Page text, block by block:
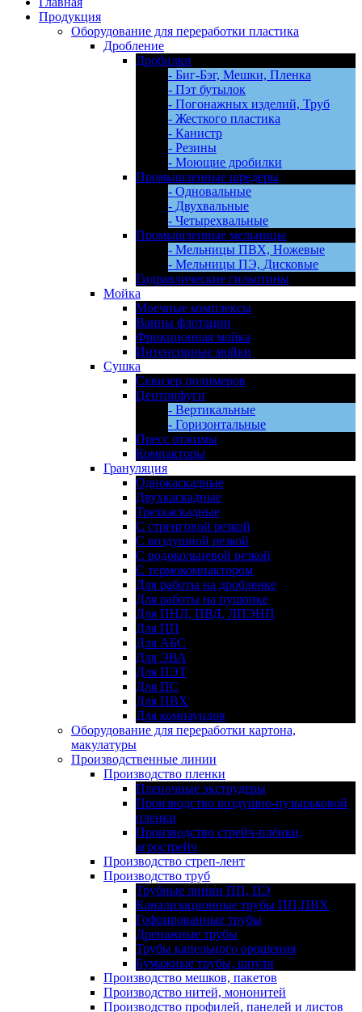
Продукция
Оборудование для переработки пластика
Дробление
Дробилки
- Биг-Бэг, Мешки, Пленка
- Пэт бутылок
- Погонажных изделий, Труб
- Жесткого пластика
- Канистр
- Резины
- Моющие дробилки
Промышленные шредеры
- Одновальные
- Двухвальные
- Четырехвальные
Промышленные мельницы
- Мельницы ПВХ, Ножевые
- Мельницы ПЭ, Дисковые
Гидравлические гильотины
Мойка
Моечные комплексы
Ванны флотации
Фрикционная мойка
Интенсивные мойки
Сушка
Сквизер полимеров
Центрифуги
- Вертикальные
- Горизонтальные
Пресс отжимы
Компакторы
Грануляция
Однокаскадные
Двухкаскадные
Трехкаскадные
С стренговой резкой
С воздушной резкой
С водокольцевой резкой
С термокомпактором
Для работы на дробленке
Для работы на пушонке
Для ПНД, ПВД, ЛПЭНП
Для ПП
Для АБС
Для ЭВА
Для ПЭТ
Для ПС
Для ПВХ
Для компаундов
Оборудование для переработки картона,
макулатуры
Производственные линии
Производство пленки
Пленочные экструдеры
Производство воздушно-пузырьковой
пленки
Производство стрейч-плёнки,
агрострейч
Производство стреп-лент
Производство труб
Трубные линии ПП, ПЭ
Канализационные трубы ПП,ПВХ
Гофрированные трубы
Дренажные трубы
Трубы капельного орошения
Бумажные трубы, шпули
Производство мешков, пакетов
Производство нитей, мононитей
Производство профилей, панелей и листов